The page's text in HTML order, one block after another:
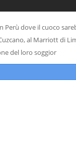
Perù dove il cuoco
al Marriott di
del loro soggior